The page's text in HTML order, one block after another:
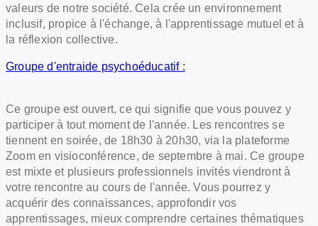
valeurs de notre société. Cela crée un environnement
inclusif, propice à l'échange, à l'apprentissage mutuel et à
la réflexion collective.
Groupe d'entraide psychoéducatif :
Ce groupe est ouvert, ce qui signifie que vous pouvez y
participer à tout moment de l'année. Les rencontres se
tiennent en soirée, de 18h30 à 20h30, via la plateforme
Zoom en visioconférence, de septembre à mai. Ce groupe
est mixte et plusieurs professionnels invités viendront à
votre rencontre au cours de l'année. Vous pourrez y
acquérir des connaissances, approfondir vos
apprentissages, mieux comprendre certaines thématiques